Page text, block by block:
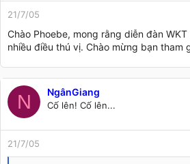
21/7/05
Chào Phoebe, mong rằng diễn đàn
nhiều điều thú vị. Chào mừng bạn tham
N NgânGiang
Cố lên! Cố lên...
21/7/05